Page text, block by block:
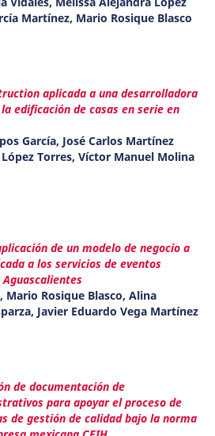
Martínez, Mario Rosique Blasco
aplicada a una desarrolladora
edificación de casas en serie en
García, José Carlos Martínez
Torres, Víctor Manuel Molina
de un modelo de negocio a
a los servicios de eventos
Rosique Blasco, Alina
Javier Eduardo Vega Martínez
de documentación de
para apoyar el proceso de
de gestión de calidad bajo la norma